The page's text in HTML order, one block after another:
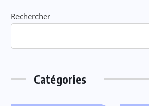
Rechercher
Catégories